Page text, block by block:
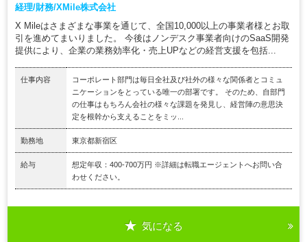
経理/財務/XMile株式会社
X Mileはさまざまな事業を通じて、全国10,000以上の事業者様とお取
引を進めてまいりました。 今後はノンデスク事業者向けのSaaS開発
提供により、企業の業務効率化・売上UPなどの経営支援を包括...
仕事内容
コーポレート部門は毎日全社及び社外の様々な関係者とコミュ
ニケーションをとっている唯一の部署です。 そのため、自部門
の仕事はもちろん会社の様々な課題を発見し、経営陣の意思決
定を根幹から支えることをミッ...
勤務地 東京都新宿区
給与
想定年収：400-700万円 ※詳細は転職エージェントへお問い合
わせください。
気になる